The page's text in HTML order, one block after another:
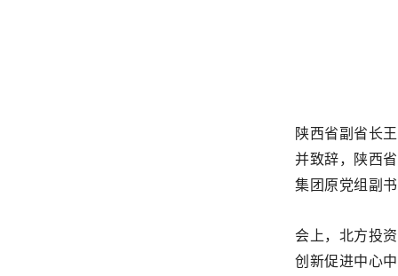
陕西省副省长
并致辞，陕西
集团原党组副
会上，北方投
创新促进中心